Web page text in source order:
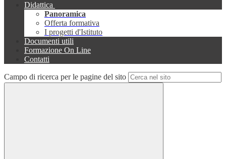
Didattica
Panoramica
Offerta formativa
I progetti d'Istituto
Documenti utili
Formazione On Line
Contatti
Campo di ricerca per le pagine del sito